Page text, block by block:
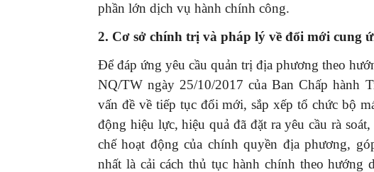
phần lớn dịch vụ hành chính công.
2. Cơ sở chính trị và pháp lý về đổi mới cung
Để đáp ứng yêu cầu quản trị địa phương theo
NQ/TW ngày 25/10/2017 của Ban Chấp hành
vấn đề về tiếp tục đổi mới, sắp xếp tổ chức bộ
động hiệu lực, hiệu quả đã đặt ra yêu cầu rà
chế hoạt động của chính quyền địa phương,
nhất là cải cách thủ tục hành chính theo hướng